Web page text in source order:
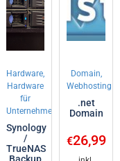
Hardware,
Hardware
für
Unternehmen
Synology
/
TrueNAS
Backup
Domain,
Webhosting
.net
Domain
€26,99